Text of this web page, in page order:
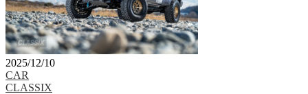
2025/12/10
CAR
CLASSIX